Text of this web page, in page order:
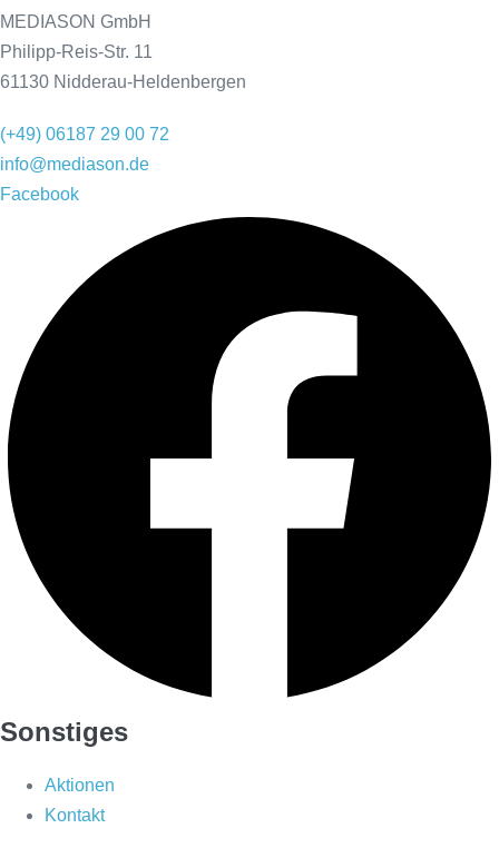
MEDIASON GmbH
Philipp-Reis-Str. 11
61130 Nidderau-Heldenbergen
(+49) 06187 29 00 72
info@mediason.de
Facebook
Sonstiges
Aktionen
Kontakt